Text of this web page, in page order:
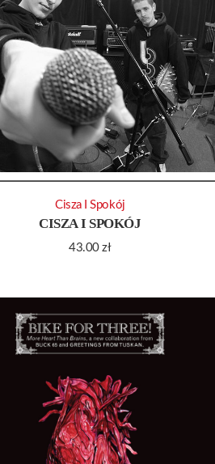
CISZA I SPOKÓJ
43.00zł
Cisza I Spokój